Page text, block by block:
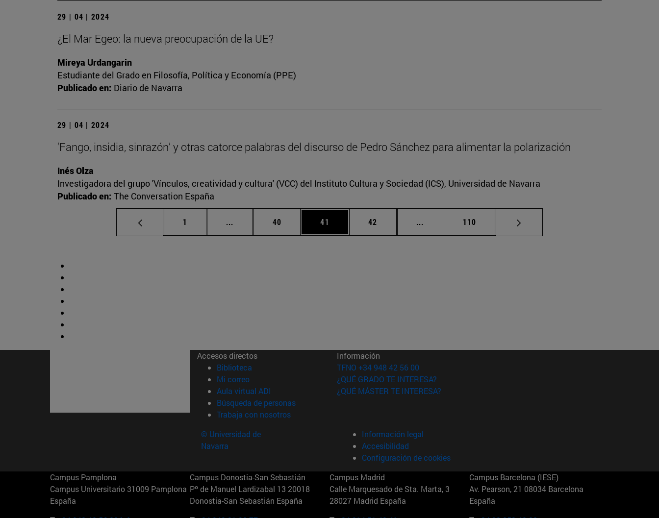
29 | 04 | 2024
¿El Mar Egeo: la nueva preocupación de la UE?
Mireya Urdangarin
Estudiante del Grado en Filosofía, Política y Economía (PPE)
Publicado en: Diario de Navarra
29 | 04 | 2024
‘Fango, insidia, sinrazón’ y otras catorce palabras del discurso de Pedro Sánchez para alimentar la polarización
Inés Olza
Investigadora del grupo 'Vínculos, creatividad y cultura' (VCC) del Instituto Cultura y Sociedad (ICS), Universidad de Navarra
Publicado en: The Conversation España
Página
1 ... Páginas intermedias Use TAB para desplazarse.
Página
40 Página
41 Página
42 ... Páginas intermedias Use TAB para desplazarse.
Página
110
Accesos directos
Biblioteca (abre en nueva ventana)
Mi correo(abre en nueva ventana)
Aula virtual ADI (abre en nueva ventana)
Búsqueda de personas(abre en nueva ventana)
Trabaja con nosotros(abre en nueva ventana)
Información
TFNO +34 948 42 56 00
¿QUÉ GRADO TE INTERESA?
¿QUÉ MÁSTER TE INTERESA?
© Universidad de
Navarra
Información legal
Accesibilidad
Configuración de cookies
Campus Pamplona
Campus Universitario 31009 Pamplona
España
Campus Donostia-San Sebastián
Pº de Manuel Lardizabal 13 20018
Donostia-San Sebastián España
Campus Madrid
Calle Marquesado de Sta. Marta, 3
28027 Madrid España
Campus Barcelona (IESE)
Av. Pearson, 21 08034 Barcelona
España